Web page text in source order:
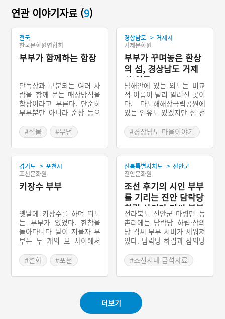
연관 이야기자료 (9)
전국
한국문화원연합회
부부가 함께하는 합장
단독장과 구분되는 여러 사
람을 함께 묻는 매장방식을
합장이라고 부른다. 단순히
부부뿐만 아니라 순장 등으
경우도 있어 ‘여울무덤’이라
고도 불렀다. 매장되는 사람
이 여러 사람이기 때문에 위
치와 봉분의 형태, 석물 등
많은 것들을 고려해야 했다.
따라서 풍수지리를 비롯해
다양한 이유로 원칙이 엄격
하게 지켜지지 않은 것이 특
#석물
#무덤
경상남도 > 거제시
거제문화원
부부가 꾸며놓은 환상
의 섬, 경상남도 거제
시 외도
남해안에 있는 외도는 비교
적 이름이 널리 알려진 곳이
다. 다도해해상국립공원에
있는 연유도 있겠지만 섬 전
때문이다. 오래전에 이곳에
바다낚시를 하러왔던 부부
가 섬을 사들여 한평생 꾸며
놓은 정원은 이색적인 풍광
을 자랑한다. 부부가 사비를
털어 어렵게 외도를 정원으
로 탈바꿈시켜놓은 덕분에
많은 사람은 이곳에 들러 좋
은 추억을 만들고 있다.
#경상남도 마을이야기
#드라마 촬영지
경기도 > 포천시
포천문화원
키장수 부부
옛날에 키장수를 하며 떠도
는 부부가 있었다. 한참을
돌아다니다 날이 저물자 부
부는 두 개의 묘 사이에서
지와 할머니의 목소리를 듣
고 깨었는데, 노부부가 자신
들의 제삿날 아들 집에 갔는
있고 국에는 벌레가 빠져 있
었다는 것이었다. 노부부는
너무 괘씸해서 손주를 화로
#설화
#포천
전북특별자치도 > 진안군
진안문화원
조선 후기의 시인 부부
를 기리는 진안 담락당
하립·삼의당 김씨 부부
시비
전라북도 진안군 마령면 동
촌리에는 담락당 하립·삼의
당 김씨 부부 시비가 세워져
있다. 담락당 하립과 삼의당
전라북도 남원에서 태어났
다. 둘은 열여덟 살이 되던
해 혼인하였고 하립은 과거
낙방하여 고향에 내려와 살
다가 1801년 전라북도 진안
군으로 이주하여 평생을 살
#조선시대 금석자료
더보기